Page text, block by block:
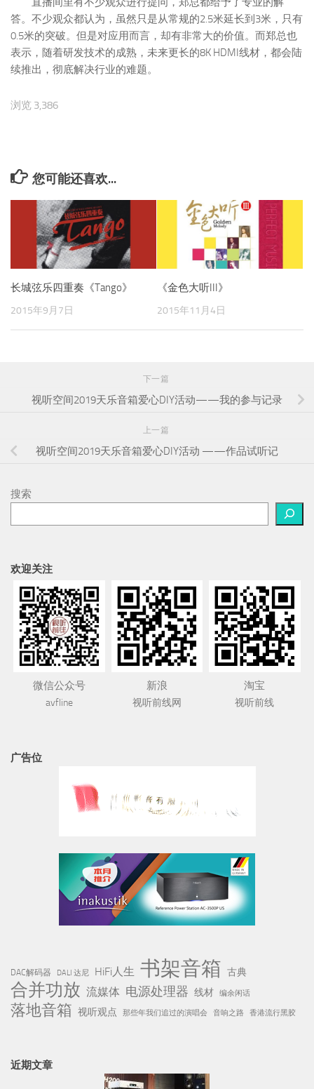
答。不少观众都认为，虽然只是从常规的2.5米延长到3米，只有
0.5米的突破。但是对应用而言，却有非常大的价值。而郑总也
表示，随着研发技术的成熟，未来更长的8K HDMI线材，都会陆
续推出，彻底解决行业的难题。
浏览 3,386
您可能还喜欢...
长城弦乐四重奏《Tango》
2015年9月7日
《金色大听III》
2015年11月4日
下一篇
视听空间2019天乐音箱爱心DIY活动——我的参与记录
上一篇
视听空间2019天乐音箱爱心DIY活动 ——作品试听记
搜索
欢迎关注
微信公众号
avfline
新浪
视听前线网
淘宝
视听前线
广告位
DAC解码器 DALI 达尼 HiFi人生 书架音箱 古典
合并功放 流媒体 电源处理器 线材 编余闲话
落地音箱 视听观点 那些年我们追过的演唱会 音响之路 香港流行黑胶
近期文章